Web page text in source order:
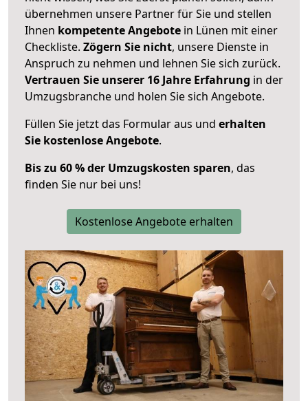
übernehmen unsere Partner für Sie und stellen
Ihnen kompetente Angebote in Lünen mit einer
Checkliste. Zögern Sie nicht, unsere Dienste in
Anspruch zu nehmen und lehnen Sie sich zurück.
Vertrauen Sie unserer 16 Jahre Erfahrung in der
Umzugsbranche und holen Sie sich Angebote.
Füllen Sie jetzt das Formular aus und erhalten
Sie kostenlose Angebote.
Bis zu 60 % der Umzugskosten sparen, das
finden Sie nur bei uns!
Kostenlose Angebote erhalten